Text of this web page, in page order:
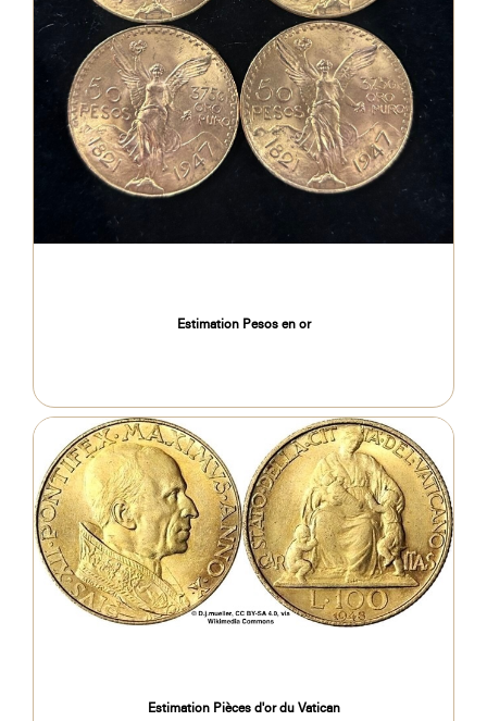
Estimation Pesos en or
Estimation Pièces d'or du Vatican